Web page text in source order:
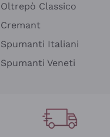
Oltrepò Classico
Cremant
Spumanti Italiani
Spumanti Veneti